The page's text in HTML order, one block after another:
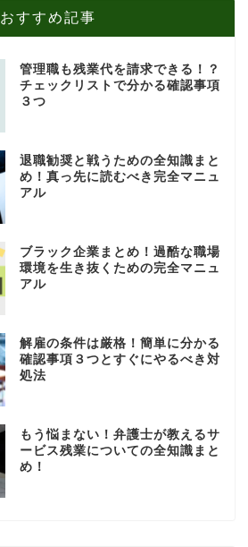
おすすめ記事
管理職も残業代を請求できる！？
チェックリストで分かる確認事項
３つ
退職勧奨と戦うための全知識まと
め！真っ先に読むべき完全マニュ
アル
ブラック企業まとめ！過酷な職場
環境を生き抜くための完全マニュ
アル
解雇の条件は厳格！簡単に分かる
確認事項３つとすぐにやるべき対
処法
もう悩まない！弁護士が教えるサ
ービス残業についての全知識まと
め！